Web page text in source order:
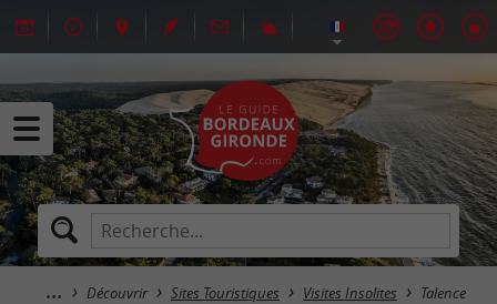
Découvrir Sites Touristiques Visites Insolites Talence